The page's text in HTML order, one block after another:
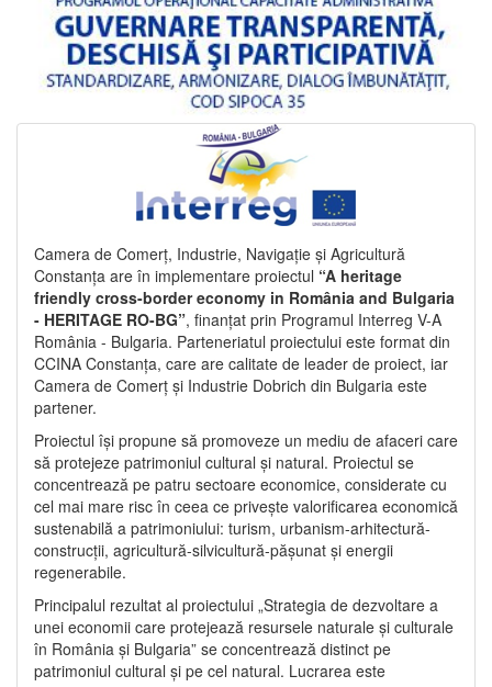
Camera de Comerț, Industrie, Navigație și Agricultură
Constanța are în implementare proiectul “A heritage
friendly cross-border economy in România and Bulgaria
- HERITAGE RO-BG”, finanțat prin Programul Interreg V-A
România - Bulgaria. Parteneriatul proiectului este format din
CCINA Constanța, care are calitate de leader de proiect, iar
Camera de Comerț și Industrie Dobrich din Bulgaria este
partener.
Proiectul își propune să promoveze un mediu de afaceri care
să protejeze patrimoniul cultural și natural. Proiectul se
concentrează pe patru sectoare economice, considerate cu
cel mai mare risc în ceea ce privește valorificarea economică
sustenabilă a patrimoniului: turism, urbanism-arhitectură-
construcții, agricultură-silvicultură-pășunat și energii
regenerabile.
Principalul rezultat al proiectului „Strategia de dezvoltare a
unei economii care protejează resursele naturale și culturale
în România și Bulgaria” se concentrează distinct pe
patrimoniul cultural și pe cel natural. Lucrarea este